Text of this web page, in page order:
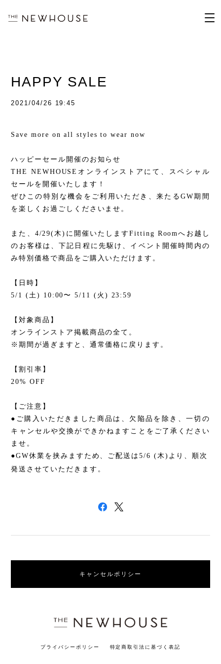
HAPPY SALE
2021/04/26 19:45
Save more on all styles to wear now
ハッピーセール開催のお知らせ
THE NEWHOUSE オンラインストアにて、スペシャル
セールを開催いたします！
ぜひこの特別な機会をご利用いただき、来たるGW期間
を楽しくお過ごしくださいませ。
また、 4/29(木) に開催いたしますFitting Roomへお越し
のお客様は、下記日程に先駆け、イベント開催時間内の
み特別価格で商品をご購入いただけます。
【日時】
5/1 (土) 10:00 〜 5/11 ( 火 ) 23:59
【対象商品】
オンラインストア掲載商品の全て。
※期間が過ぎますと、通常価格に戻ります。
【割引率】
20% OFF
【ご注意】
●ご購入いただきました商品は、欠陥品を除き、一切の
キャンセルや交換ができかねますことをご了承ください
ませ。
●GW休業を挟みますため、ご配送は5/6 (木 ) より、順次
発送させていただきます。
キャンセルポリシー
プライバシーポリシー 特定商取引法に基づく表記